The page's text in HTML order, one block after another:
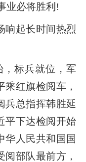
业必将胜利!
起长时间热烈
标兵就位，军
红旗检阅车，
兵总指挥韩胜延
平下达检阅开始
华人民共和国国
部队最前方，